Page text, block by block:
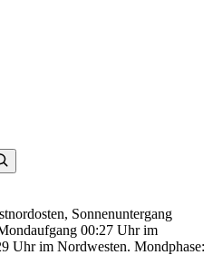
Sonnenuntergang
00:27 Uhr im
Uhr im Nordwesten. Mondphase: